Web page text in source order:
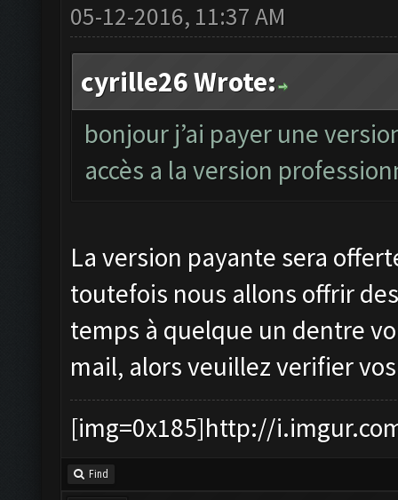
05-12-2016, 11:37 AM
cyrille26 Wrote:
bonjour j’ai payer une
accès a la version
La version payante sera
toutefois nous allons offrir
temps à quelque un dentre
mail, alors veuillez verifier
[img=0x185]http://
Find